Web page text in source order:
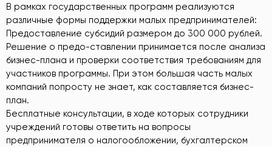
В рамках государственных программ реализуются
различные формы поддержки малых предпринимателей:
Предоставление субсидий размером до 300 000 рублей.
Решение о предо-ставлении принимается после анализа
бизнес-плана и проверки соответствия требованиям для
участников программы. При этом большая часть малых
компаний попросту не знает, как составляется бизнес-
план.
Бесплатные консультации, в ходе которых сотрудники
учреждений готовы ответить на вопросы
предпринимателя о налогообложении, бухгалтерском